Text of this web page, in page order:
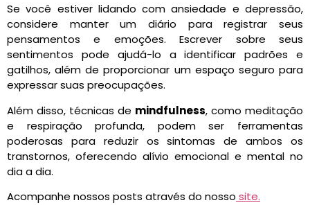
Se você estiver lidando com ansiedade e depressão,
considere manter um diário para registrar seus
pensamentos e emoções. Escrever sobre seus
sentimentos pode ajudá-lo a identificar padrões e
gatilhos, além de proporcionar um espaço seguro para
expressar suas preocupações.
Além disso, técnicas de mindfulness, como meditação
e respiração profunda, podem ser ferramentas
poderosas para reduzir os sintomas de ambos os
transtornos, oferecendo alívio emocional e mental no
dia a dia.
Acompanhe nossos posts através do nosso site.